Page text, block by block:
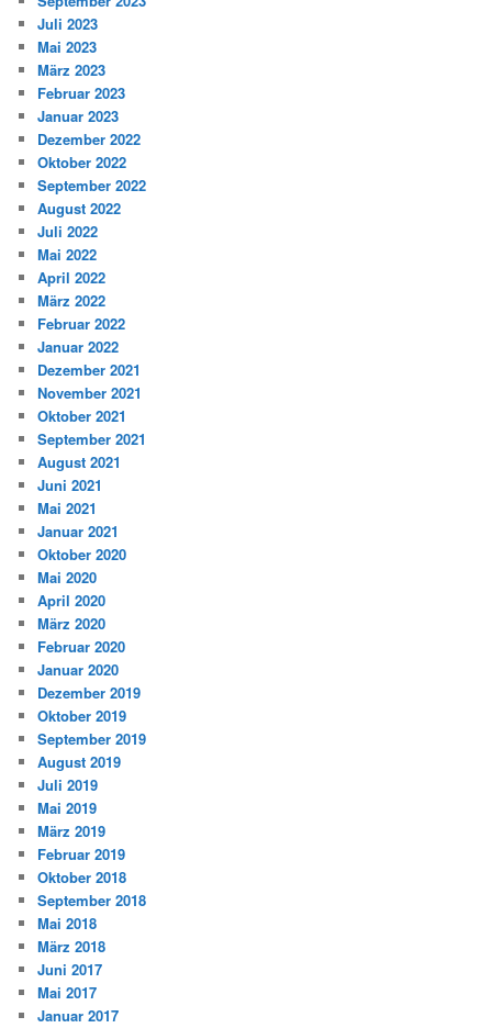
Juli 2023
Mai 2023
März 2023
Februar 2023
Januar 2023
Dezember 2022
Oktober 2022
September 2022
August 2022
Juli 2022
Mai 2022
April 2022
März 2022
Februar 2022
Januar 2022
Dezember 2021
November 2021
Oktober 2021
September 2021
August 2021
Juni 2021
Mai 2021
Januar 2021
Oktober 2020
Mai 2020
April 2020
März 2020
Februar 2020
Januar 2020
Dezember 2019
Oktober 2019
September 2019
August 2019
Juli 2019
Mai 2019
März 2019
Februar 2019
Oktober 2018
September 2018
Mai 2018
März 2018
Juni 2017
Mai 2017
Januar 2017